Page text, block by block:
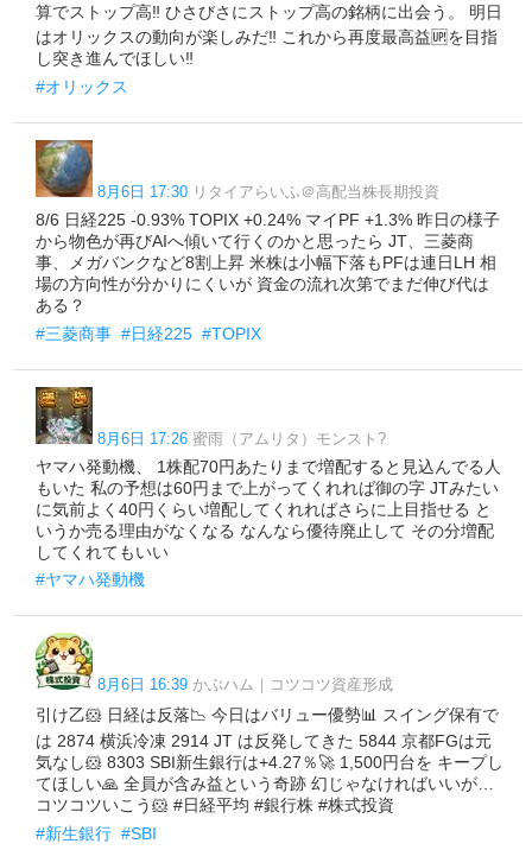
算でストップ高‼️ ひさびさにストップ高の銘柄に出会う。 明日
はオリックスの動向が楽しみだ‼️ これから再度最高益🆙を目指
し突き進んでほしい‼️
#オリックス
8月6日 17:30 リタイアらいふ＠高配当株長期投資
8/6 日経225 -0.93% TOPIX +0.24% マイPF +1.3% 昨日の様子
から物色が再びAIへ傾いて行くのかと思ったら JT、三菱商
事、メガバンクなど8割上昇 米株は小幅下落もPFは連日LH 相
場の方向性が分かりにくいが 資金の流れ次第でまだ伸び代は
ある？
#三菱商事 #日経225 #TOPIX
8月6日 17:26 蜜雨（アムリタ）モンスト?
ヤマハ発動機、 1株配70円あたりまで増配すると見込んでる人
もいた 私の予想は60円まで上がってくれれば御の字 JTみたい
に気前よく40円くらい増配してくれればさらに上目指せる と
いうか売る理由がなくなる なんなら優待廃止して その分増配
してくれてもいい
#ヤマハ発動機
8月6日 16:39 かぶハム｜コツコツ資産形成
引け乙🐹 日経は反落📉 今日はバリュー優勢📊 スイング保有で
は 2874 横浜冷凍 2914 JT は反発してきた 5844 京都FGは元
気なし🐹 8303 SBI新生銀行は+4.27％🚀 1,500円台を キープし
てほしい🙏 全員が含み益という奇跡 幻じゃなければいいが…
コツコツいこう🐹 #日経平均 #銀行株 #株式投資
#新生銀行 #SBI